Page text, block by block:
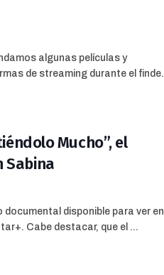
algunas películas y
de streaming durante el finde.
Mucho”, el
Sabina
disponible para ver en
Cabe destacar, que el ...